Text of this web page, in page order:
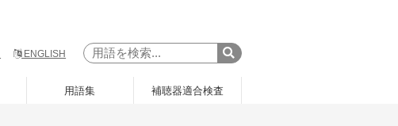
ENGLISH
用語集 補聴器適合検査